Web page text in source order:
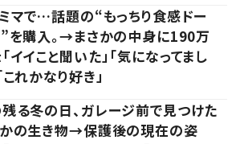
マで…話題の“もっちり食感ドー
を購入。→まさかの中身に190万
イイこと聞いた」「気になってまし
これかなり好き」
る冬の日、ガレージ前で見つけた
の生き物→保護後の現在の姿